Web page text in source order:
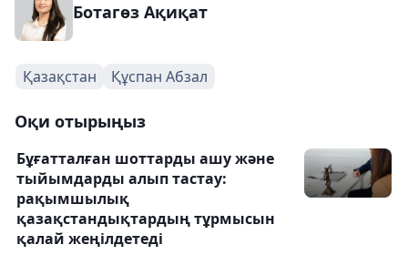
Ботагөз Ақиқат
Қазақстан Құспан Абзал
Оқи отырыңыз
Бұғатталған шоттарды ашу және
тыйымдарды алып тастау:
рақымшылық
қазақстандықтардың тұрмысын
қалай жеңілдетеді